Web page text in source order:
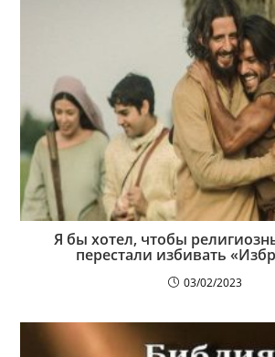
Я бы хотел, чтобы
перестали избивать
03/02/2023